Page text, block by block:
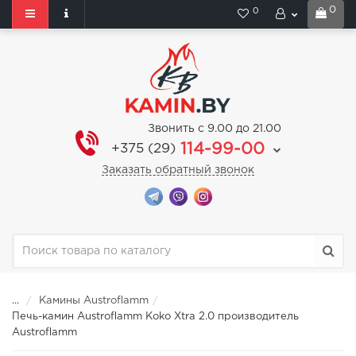
0
0
Звонить с 9.00 до 21.00
+375 (29) 114-99-00
Заказать обратный звонок
...
Камины Austroflamm
Печь-камин Austroflamm Koko Xtra 2.0 производитель
Austroflamm